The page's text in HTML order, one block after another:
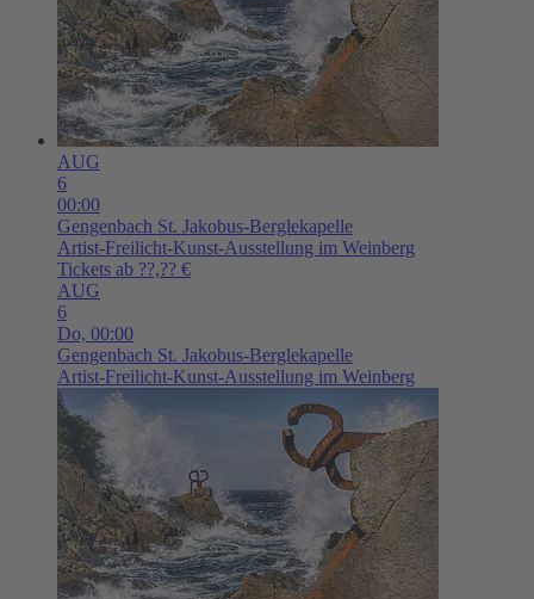
AUG
6
00:00
Gengenbach St. Jakobus-Berglekapelle
Artist-Freilicht-Kunst-Ausstellung im Weinberg
Tickets ab ??,?? €
AUG
6
Do, 00:00
Gengenbach St. Jakobus-Berglekapelle
Artist-Freilicht-Kunst-Ausstellung im Weinberg